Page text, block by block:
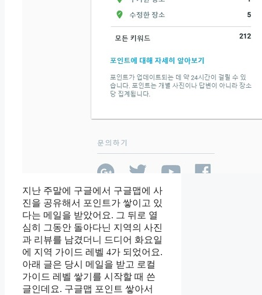
지난 주말에 구글에서 구글맵에 사
진을 공유해서 포인트가 쌓이고 있
다는 메일을 받았어요. 그 뒤로 열
심히 그동안 돌아다닌 지역의 사진
과 리뷰를 남겼더니 드디어 화요일
에 지역 가이드 레벨 4가 되었어요.
아래 글은 당시 메일을 받고 로컬
가이드 레벨 쌓기를 시작할 때 쓴
글인데요. 구글맵 포인트 쌓아서